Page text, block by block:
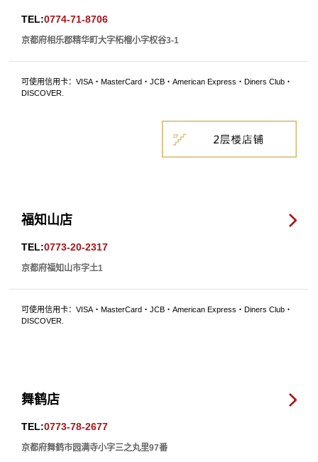
TEL:0774-71-8706
京都府相乐郡精华町大字柘榴小字权谷3-1
可使用信用卡：VISA・MasterCard・JCB・American Express・Diners Club・
DISCOVER.
福知山店
TEL:0773-20-2317
京都府福知山市字土1
可使用信用卡：VISA・MasterCard・JCB・American Express・Diners Club・
DISCOVER.
舞鹤店
TEL:0773-78-2677
京都府舞鹤市园满寺小字三之丸里97番